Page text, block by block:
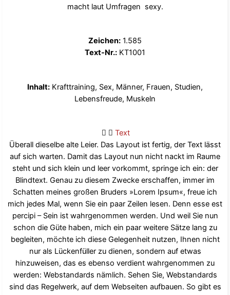
macht laut Umfragen sexy.
Zeichen: 1.585
Text-Nr.: KT1001
Inhalt: Krafttraining, Sex, Männer, Frauen, Studien,
Lebensfreude, Muskeln
Text
Überall dieselbe alte Leier. Das Layout ist fertig, der Text lässt
auf sich warten. Damit das Layout nun nicht nackt im Raume
steht und sich klein und leer vorkommt, springe ich ein: der
Blindtext. Genau zu diesem Zwecke erschaffen, immer im
Schatten meines großen Bruders »Lorem Ipsum«, freue ich
mich jedes Mal, wenn Sie ein paar Zeilen lesen. Denn esse est
percipi – Sein ist wahrgenommen werden. Und weil Sie nun
schon die Güte haben, mich ein paar weitere Sätze lang zu
begleiten, möchte ich diese Gelegenheit nutzen, Ihnen nicht
nur als Lückenfüller zu dienen, sondern auf etwas
hinzuweisen, das es ebenso verdient wahrgenommen zu
werden: Webstandards nämlich. Sehen Sie, Webstandards
sind das Regelwerk, auf dem Webseiten aufbauen. So gibt es